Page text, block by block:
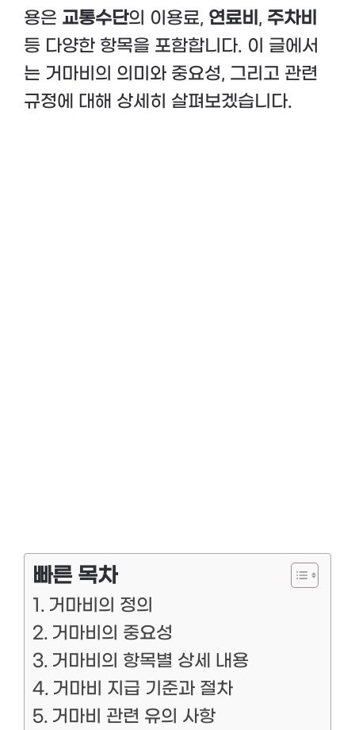
용은 교통수단의 이용료, 연료비 , 주차비
등 다양한 항목을 포함합니다. 이 글에서
는 거마비의 의미와 중요성, 그리고 관련
규정에 대해 상세히 살펴보겠습니다.
빠른 목차
거마비의 정의
거마비의 중요성
거마비의 항목별 상세 내용
거마비 지급 기준과 절차
거마비 관련 유의 사항